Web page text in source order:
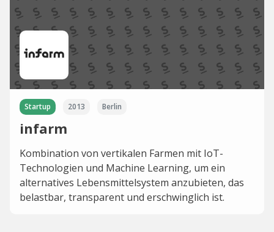
Startup 2013 Berlin
infarm
Kombination von vertikalen Farmen mit IoT-
Technologien und Machine Learning, um ein
alternatives Lebensmittelsystem anzubieten, das
belastbar, transparent und erschwinglich ist.